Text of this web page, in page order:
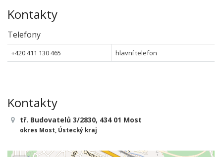
Kontakty
Telefony
+420 411 130 465 hlavní telefon
Kontakty
tř. Budovatelů 3/2830, 434 01 Most
okres Most, Ústecký kraj